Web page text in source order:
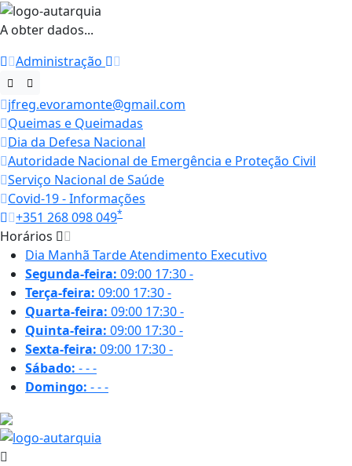
A obter dados...
Administração
jfreg.evoramonte@gmail.com
Queimas e Queimadas
Dia da Defesa Nacional
Autoridade Nacional de Emergência e Proteção Civil
Serviço Nacional de Saúde
Covid-19 - Informações
+351 268 098 049*
Horários
Dia Manhã TardeAtendimento Executivo
Segunda-feira: 09:00 17:30-
Terça-feira: 09:00 17:30-
Quarta-feira: 09:00 17:30-
Quinta-feira: 09:00 17:30-
Sexta-feira: 09:00 17:30-
Sábado: ---
Domingo: ---